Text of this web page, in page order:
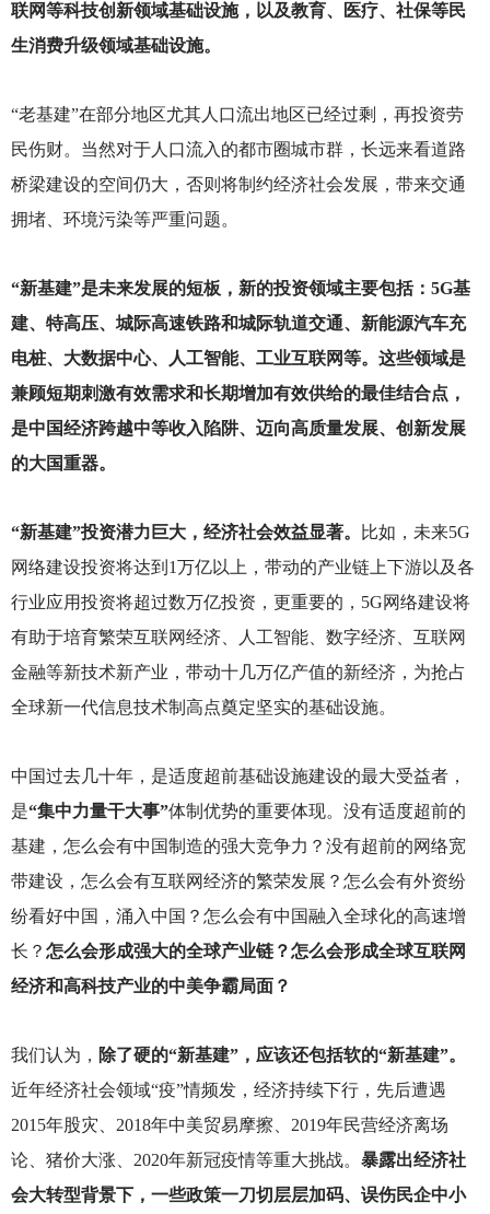
联网等科技创新领域基础设施，以及教育、医疗、社保等民
生消费升级领域基础设施。
“老基建”在部分地区尤其人口流出地区已经过剩，再投资劳
民伤财。当然对于人口流入的都市圈城市群，长远来看道路
桥梁建设的空间仍大，否则将制约经济社会发展，带来交通
拥堵、环境污染等严重问题。
“新基建”是未来发展的短板，新的投资领域主要包括：5G基
建、特高压、城际高速铁路和城际轨道交通、新能源汽车充
电桩、大数据中心、人工智能、工业互联网等。这些领域是
兼顾短期刺激有效需求和长期增加有效供给的最佳结合点，
是中国经济跨越中等收入陷阱、迈向高质量发展、创新发展
的大国重器。
“新基建”投资潜力巨大，经济社会效益显著。
比如，未来5G
网络建设投资将达到1万亿以上，带动的产业链上下游以及各
行业应用投资将超过数万亿投资，更重要的，5G网络建设将
有助于培育繁荣互联网经济、人工智能、数字经济、互联网
金融等新技术新产业，带动十几万亿产值的新经济，为抢占
全球新一代信息技术制高点奠定坚实的基础设施。
中国过去几十年，是适度超前基础设施建设的最大受益者，
是“集中力量干大事”体制优势的重要体现。没有适度超前的
基建，怎么会有中国制造的强大竞争力？没有超前的网络宽
带建设，怎么会有互联网经济的繁荣发展？怎么会有外资纷
纷看好中国，涌入中国？怎么会有中国融入全球化的高速增
长？ 怎么会形成强大的全球产业链？怎么会形成全球互联网
经济和高科技产业的中美争霸局面？
我们认为， 除了硬的“新基建”，应该还包括软的“新基建”。
近年经济社会领域“疫”情频发，经济持续下行，先后遭遇
2015年股灾、2018年中美贸易摩擦、2019年民营经济离场
论、猪价大涨、2020年新冠疫情等重大挑战。 暴露出经济社
会大转型背景下，一些政策一刀切层层加码、误伤民企中小